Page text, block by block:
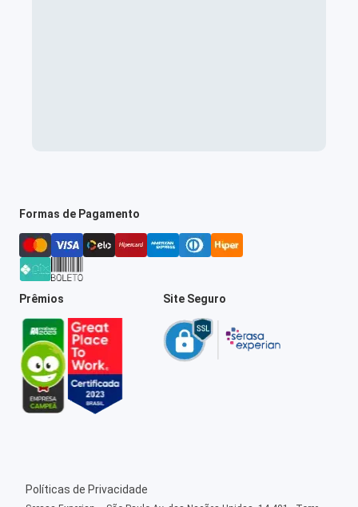
Formas de Pagamento
Prêmios Site Seguro
Políticas de Privacidade